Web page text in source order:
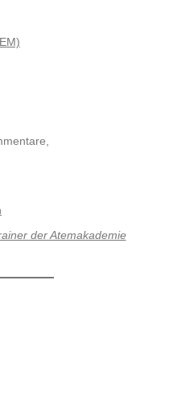
der Atemakademie